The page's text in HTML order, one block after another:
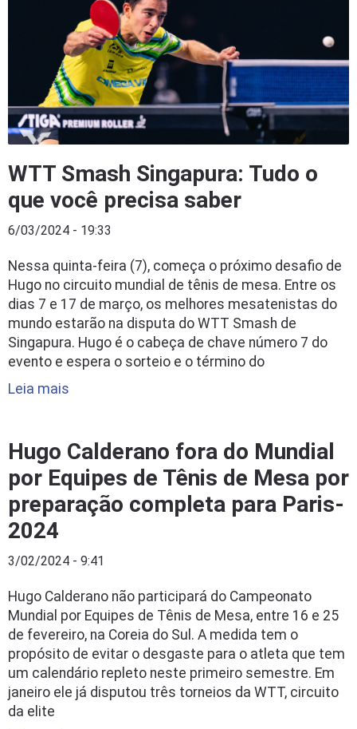
WTT Smash Singapura: Tudo o
que você precisa saber
6/03/2024 - 19:33
Nessa quinta-feira (7), começa o próximo desafio de
Hugo no circuito mundial de tênis de mesa. Entre os
dias 7 e 17 de março, os melhores mesatenistas do
mundo estarão na disputa do WTT Smash de
Singapura. Hugo é o cabeça de chave número 7 do
evento e espera o sorteio e o término do
Leia mais
Hugo Calderano fora do Mundial
por Equipes de Tênis de Mesa por
preparação completa para Paris-
2024
3/02/2024 - 9:41
Hugo Calderano não participará do Campeonato
Mundial por Equipes de Tênis de Mesa, entre 16 e 25
de fevereiro, na Coreia do Sul. A medida tem o
propósito de evitar o desgaste para o atleta que tem
um calendário repleto neste primeiro semestre. Em
janeiro ele já disputou três torneios da WTT, circuito
da elite